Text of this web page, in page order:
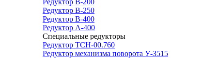
Редуктор В-200
Редуктор В-250
Редуктор В-400
Редуктор А-400
Специальные редукторы
Редуктор ТСН-00.760
Редуктор механизма поворота У-3515